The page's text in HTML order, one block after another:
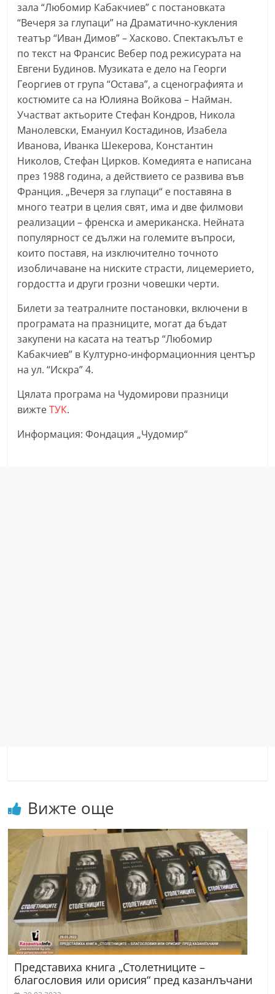
i
n
f
o
,
g
a
l
e
r
y
-
a
z
a
a
k
.
o
зала “Любомир Кабакчиев” с постановката
“Вечеря за глупаци” на Драматично-кукления
театър “Иван Димов” – Хасково. Спектакълът е
по текст на Франсис Вебер под режисурата на
Евгени Будинов. Музиката е дело на Георги
Георгиев от група “Остава”, а сценографията и
костюмите са на Юлияна Войкова – Найман.
Участват актьорите Стефан Кондров, Никола
Манолевски, Емануил Костадинов, Изабела
Иванова, Иванка Шекерова, Константин
Николов, Стефан Цирков. Комедията е написана
през 1988 година, а действието се развива във
Франция. „Вечеря за глупаци“ е поставяна в
много театри в целия свят, има и две филмови
реализации – френска и американска. Нейната
популярност се дължи на големите въпроси,
които поставя, на изключително точното
изобличаване на ниските страсти, лицемерието,
гордостта и други грозни човешки черти.
Билети за театралните постановки, включени в
програмата на празниците, могат да бъдат
закупени на касата на театър “Любомир
Кабакчиев” в Културно-информационния център
на ул. “Искра” 4.
Цялата програма на Чудомирови празници
вижтеТУК.
Информация: Фондация „Чудомир“
Вижте още
Представиха книга „Столетниците –
благословия или орисия“ пред казанлъчани